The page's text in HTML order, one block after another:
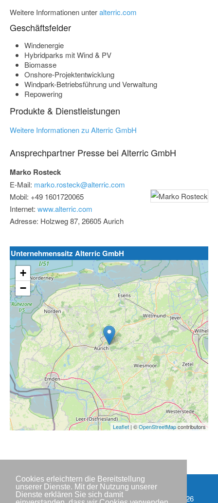
Cookies erleichtern die Bereitstellung
unserer Dienste. Mit der Nutzung unserer
Dienste erklären Sie sich damit
Weitere Informationen unteralterric.com
Geschäftsfelder
Windenergie
Hybridparks mit Wind & PV
Biomasse
Onshore-Projektentwicklung
Windpark-Betriebsführung und Verwaltung
Repowering
Produkte & Dienstleistungen
Weitere Informationen zu Alterric GmbH
Ansprechpartner Presse bei Alterric GmbH
Marko Rosteck
E-Mail: marko.rosteck@alterric.com
Mobil: +49 1601720065
Internet: www.alterric.com
Adresse: Holzweg 87, 26605 Aurich
Unternehmenssitz Alterric GmbH
+
−
Leaflet| ©OpenStreetMapcontributors
Partner Copyright © IWR 2026